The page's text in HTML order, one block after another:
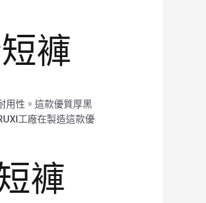
褲
用性。這款優質厚黑
工廠在製造這款優
褲